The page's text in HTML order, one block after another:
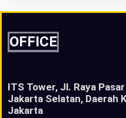
OFFICE
ITS Tower, Jl. Raya
Jakarta Selatan, Daerah
Jakarta